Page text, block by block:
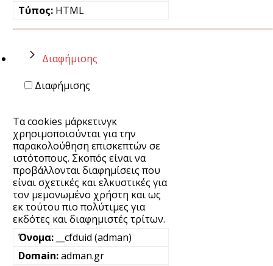
HTML
Διαφήμισης
Διαφήμισης
Τα cookies μάρκετινγκ
χρησιμοποιούνται για την
παρακολούθηση επισκεπτών σε
ιστότοπους. Σκοπός είναι να
προβάλλονται διαφημίσεις που
είναι σχετικές και ελκυστικές για
τον μεμονωμένο χρήστη και ως
εκ τούτου πιο πολύτιμες για
εκδότες και διαφημιστές τρίτων.
__cfduid (adman)
adman.gr